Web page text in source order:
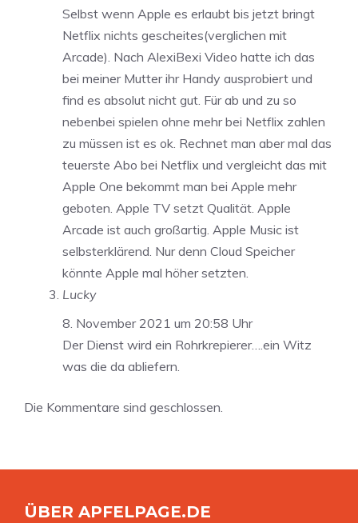
Selbst wenn Apple es erlaubt bis jetzt bringt
Netflix nichts gescheites(verglichen mit
Arcade). Nach AlexiBexi Video hatte ich das
bei meiner Mutter ihr Handy ausprobiert und
find es absolut nicht gut. Für ab und zu so
nebenbei spielen ohne mehr bei Netflix zahlen
zu müssen ist es ok. Rechnet man aber mal das
teuerste Abo bei Netflix und vergleicht das mit
Apple One bekommt man bei Apple mehr
geboten. Apple TV setzt Qualität. Apple
Arcade ist auch großartig. Apple Music ist
selbsterklärend. Nur denn Cloud Speicher
könnte Apple mal höher setzten.
Lucky
8. November 2021 um 20:58 Uhr
Der Dienst wird ein Rohrkrepierer….ein Witz
was die da abliefern.
Die Kommentare sind geschlossen.
ÜBER APFELPAGE.DE